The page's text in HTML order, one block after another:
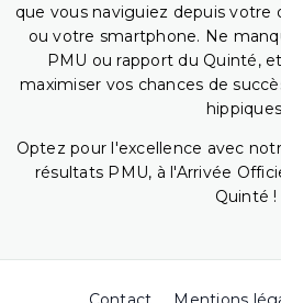
que vous naviguiez depuis
ou votre smartphone. Ne
PMU ou rapport du Quinté,
maximiser vos chances de
Optez pour l'excellence avec
résultats PMU, à l'Arrivée
Quinté !